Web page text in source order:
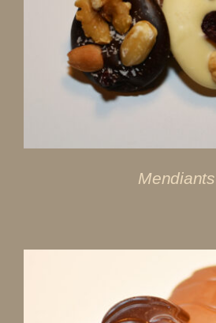
DÉTAILS
Mendiants